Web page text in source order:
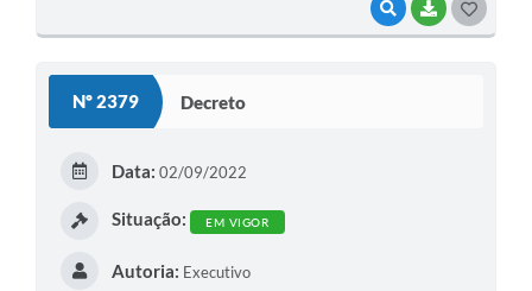
VISUALIZAR
BAIXAR
Nº 2379 Decreto
Data: 02/09/2022
Situação: EM VIGOR
Autoria: Executivo